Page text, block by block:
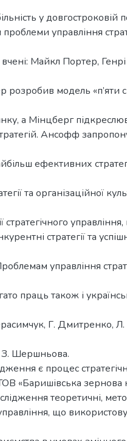
у довгостроковій
управління
вчені: Майкл Портер,
розробив модель «п’яти
а Мінцберг
Ансофф
ефективних
та організаційної
стратегічного
стратегії та
управління
праць також і
Г. Дмитренко, Л.
Шершньова.
є процес
«Баришівська зернова
теоретичні,
що